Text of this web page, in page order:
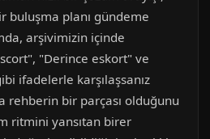
buluşma planı gündeme
arşivimizin içinde
"Derince eskort" ve
ifadelerle karşılaşsanız
rehberin bir parçası olduğunu
ritmini yansıtan birer